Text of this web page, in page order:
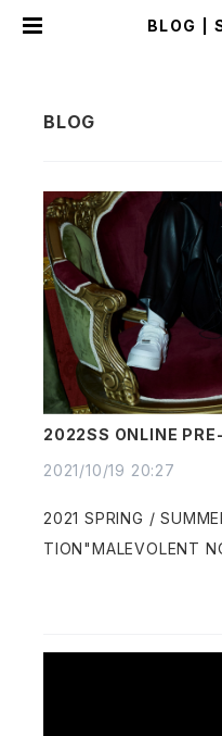
BLOG |
2022SS ONLINE
2021/10/19 20:27
2021 SPRING /
TION"MALEVOLENT